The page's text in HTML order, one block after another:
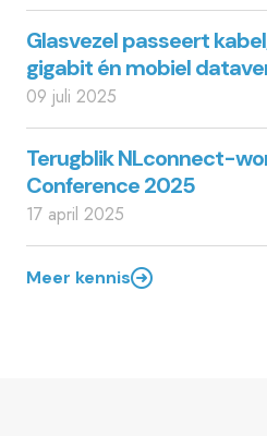
Glasvezel passeert
gigabit én mobiel
09 juli 2025
Terugblik NLconnect-
Conference 2025
17 april 2025
Meer kennis